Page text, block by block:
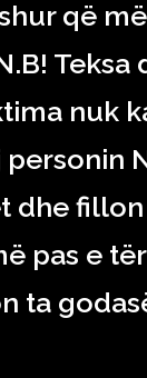
që
Teksa
nuk
dhe
pas e
ta